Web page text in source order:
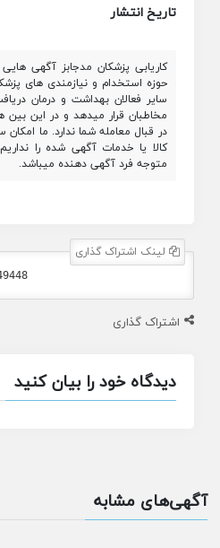
تاریخ انتشار
کاریابی پزشکان مدجابز آگهی
حوزه استخدام و نیازمندی های
سایر فعالان بهداشت و درمان
مخاطبان قرار میدهد و در این
در قبال معامله شما ندارد. ما
کالا یا خدمات آگهی شده را
متوجه فرد آگهی دهنده میباشد.
لینک اشتراک گذاری
اشتراک گذاری
دیدگاه خود را بیان کنید
آگهی‌های مشابه